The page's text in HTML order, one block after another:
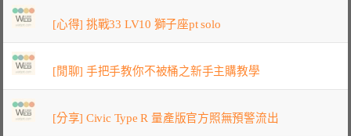
[心得] 挑戰33 LV10 獅子座pt solo
[閒聊] 手把手教你不被桶之新手主購教學
[分享] Civic Type R 量產版官方照無預警流出